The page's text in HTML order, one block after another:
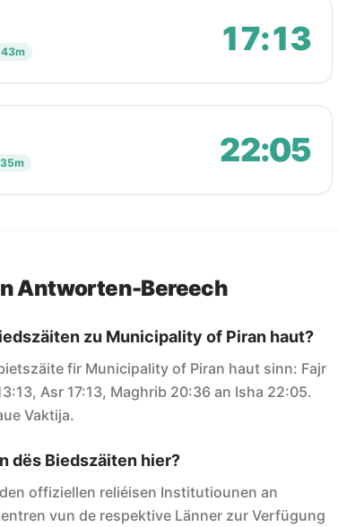
43m 17:13
22:05
Antworten-Bereech
zu Municipality of Piran haut?
fir Municipality of Piran haut sinn: Fajr
Asr 17:13, Maghrib 20:36 an Isha 22:05.
Vaktija.
dës Biedszäiten hier?
offiziellen reliéisen Institutiounen an
vun de respektive Länner zur Verfügung